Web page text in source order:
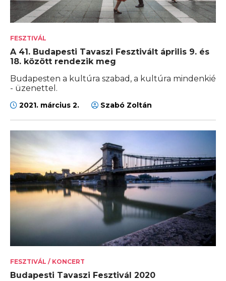
FESZTIVÁL
A 41. Budapesti Tavaszi Fesztivált április 9. és
18. között rendezik meg
Budapesten a kultúra szabad, a kultúra mindenkié
- üzenettel.
2021. március 2. Szabó Zoltán
FESZTIVÁL / KONCERT
Budapesti Tavaszi Fesztivál 2020